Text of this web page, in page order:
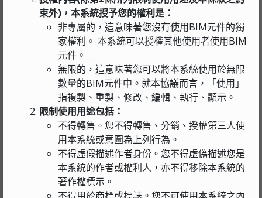
分類標籤: 住戶設備類
單位標籤: 衛浴設備
作者: Eason
收藏 BIM檔案(2)
附件下載 (1)
型錄
pdf · 20.0 MB
束外)，本系統授予您的權利是：
非專屬的，這意味著您沒有使用BIM元件的獨
家權利。 本系統可以授權其他使用者使用BIM
元件。
無限的，這意味著您可以將本系統使用於無限
數量的BIM元件中。就本協議而言，「使用」
指複製、重製、修改、編輯、執行、顯示。
限制使用用途包括：
不得轉售。您不得轉售、分銷、授權第三人使
用本系統或意圖為上列行為。
不得虛假描述作者身份。您不得虛偽描述您是
本系統的作者或權利人，亦不得移除本系統的
著作權標示。
不得用於商標或標誌。您不可使用本系統之內